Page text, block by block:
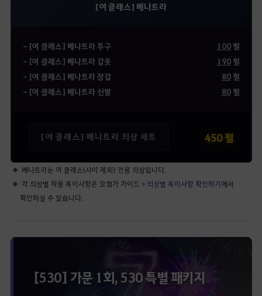
[여 클래스] 베나트라
- [여 클래스] 베나트라 투구 100 펄
- [여 클래스] 베나트라 갑옷
190 펄
- [여 클래스] 베나트라 장갑
80 펄
- [여 클래스] 베나트라 신발
80 펄
[여 클래스] 베나트라 의상 세트 450 펄
베나트라는 여 클래스(샤이 제외) 전용 의상입니다.
각 의상별 착용 특이사항은 모험가 가이드 > 의상별 특이사항 확인하기에서
확인하실 수 있습니다.
[530] 가문 1회, 530 특별 패키지